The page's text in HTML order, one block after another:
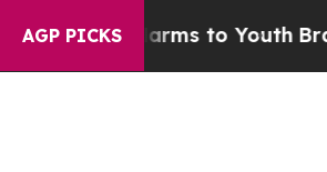
AGP PICKS
Harms to Youth Brazil